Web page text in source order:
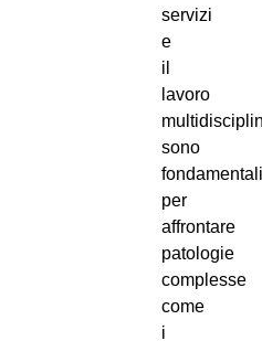
servizi
e
il
lavoro
sono
per
affrontare
patologie
complesse
come
i